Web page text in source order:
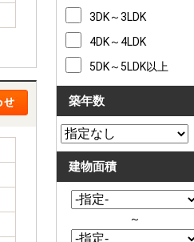
3DK～3LDK
4DK～4LDK
5DK～5LDK以上
築年数
建物面積
～